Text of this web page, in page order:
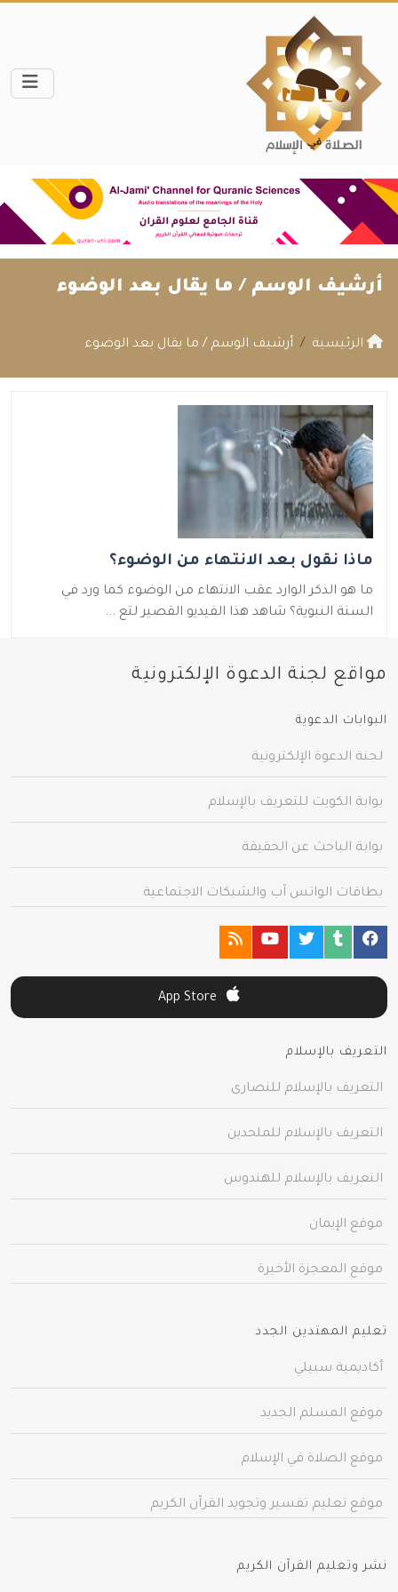
أرشيف الوسم / ما يقال بعد الوضوء
الرئيسية أرشيف الوسم / ما يقال بعد الوضوء
ماذا نقول بعد الانتهاء من الوضوء؟
ما هو الذكر الوارد عقب الانتهاء من الوضوء كما ورد في
السنة النبوية؟ شاهد هذا الفيديو القصير لتع ...
مواقع لجنة الدعوة الإلكترونية
البوابات الدعوية
لجنة الدعوة الإلكترونية
بوابة الكويت للتعريف بالإسلام
بوابة الباحث عن الحقيقة
بطاقات الواتس آب والشبكات الاجتماعية
التعريف بالإسلام
التعريف بالإسلام للنصارى
التعريف بالإسلام للملحدين
التعريف بالإسلام للهندوس
موقع الإيمان
موقع المعجزة الأخيرة
تعليم المهتدين الجدد
أكاديمية سبيلي
موقع المسلم الجديد
موقع الصلاة في الإسلام
موقع تعليم تفسير وتجويد القرآن الكريم
نشر وتعليم القرآن الكريم